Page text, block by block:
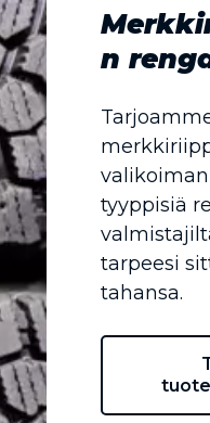
n
tyyppisiä
tarpeesi
tahansa.